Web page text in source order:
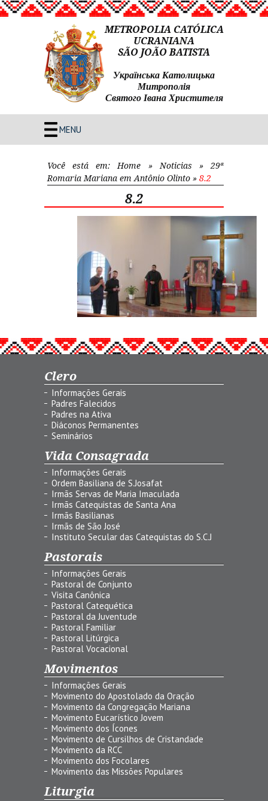
METROPOLIA CATÓLICA
UCRANIANA
SÃO JOÃO BATISTA
Українська Католицька
Митрополія
Святого Івана Христителя
MENU
Você está em: Home » Noticias »29ª
Romaria Mariana em Antônio Olinto » 8.2
8.2
Clero
Informações Gerais
Padres Falecidos
Padres na Ativa
Diáconos Permanentes
Seminários
Vida Consagrada
Informações Gerais
Ordem Basiliana de S.Josafat
Irmãs Servas de Maria Imaculada
Irmãs Catequistas de Santa Ana
Irmãs Basilianas
Irmãs de São José
Instituto Secular das Catequistas do S.C.J
Pastorais
Informações Gerais
Pastoral de Conjunto
Visita Canônica
Pastoral Catequética
Pastoral da Juventude
Pastoral Familiar
Pastoral Litúrgica
Pastoral Vocacional
Movimentos
Informações Gerais
Movimento do Apostolado da Oração
Movimento da Congregação Mariana
Movimento Eucarístico Jovem
Movimento dos Ícones
Movimento de Cursilhos de Cristandade
Movimento da RCC
Movimento dos Focolares
Movimento das Missões Populares
Liturgia